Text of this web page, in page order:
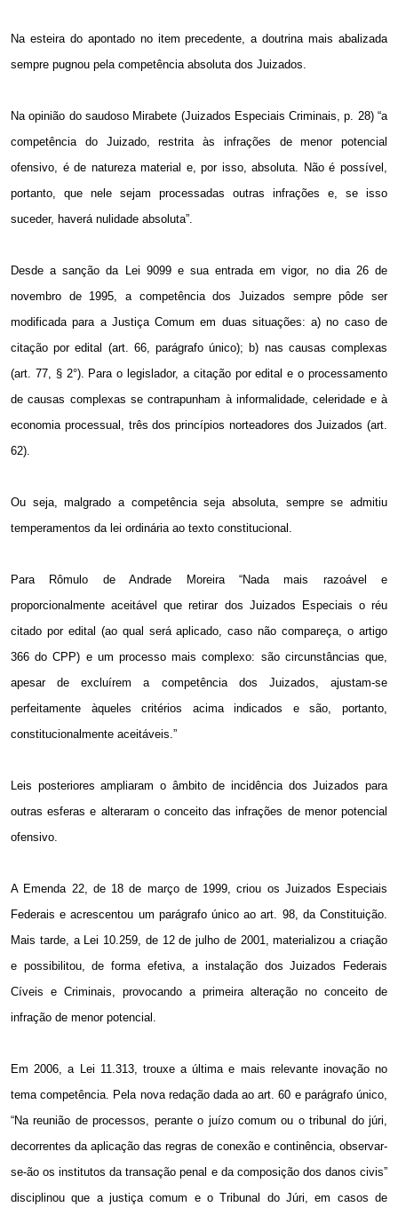
Na esteira do apontado no item precedente, a doutrina mais abalizada
sempre pugnou pela competência absoluta dos Juizados.
Na opinião do saudoso Mirabete (Juizados Especiais Criminais, p. 28) “a
competência do Juizado, restrita às infrações de menor potencial
ofensivo, é de natureza material e, por isso, absoluta. Não é possível,
portanto, que nele sejam processadas outras infrações e, se isso
suceder, haverá nulidade absoluta”.
Desde a sanção da Lei 9099 e sua entrada em vigor, no dia 26 de
novembro de 1995, acompetência dos Juizados sempre pôde ser
modificada para a Justiça Comum em duas situações: a) no caso de
citação por edital (art. 66, parágrafo único); b) nas causas complexas
(art. 77, § 2°). Para o legislador, a citação por edital e o processamento
de causas complexas se contrapunham à informalidade, celeridade e à
economia processual, três dos princípios norteadores dos Juizados (art.
62).
Ou seja, malgrado a competência seja absoluta, sempre se admitiu
temperamentos da lei ordinária ao texto constitucional.
Para Rômulo de Andrade Moreira “Nada mais razoável e
proporcionalmente aceitável que retirar dos Juizados Especiais o réu
citado por edital (ao qual será aplicado, caso não compareça, o artigo
366 do CPP) e um processo mais complexo: são circunstâncias que,
apesar de excluírem a competência dos Juizados, ajustam-se
perfeitamente àqueles critérios acima indicados e são, portanto,
constitucionalmente aceitáveis.”
Leis posteriores ampliaram o âmbito de incidência dos Juizados para
outras esferas e alteraram o conceito das infrações de menor potencial
ofensivo.
A Emenda 22, de 18 de março de 1999, criou os Juizados Especiais
Federais e acrescentou um parágrafo único ao art. 98, da Constituição.
Mais tarde, a Lei 10.259, de 12 de julho de 2001, materializou a criação
e possibilitou, de forma efetiva, a instalação dos Juizados Federais
Cíveis e Criminais, provocando a primeira alteração no conceito de
infração de menor potencial.
Em2006, aLei 11.313, trouxe a última e mais relevante inovação no
tema competência. Pela nova redação dada ao art. 60 e parágrafo único,
“Na reunião de processos, perante o juízo comum ou o tribunal do júri,
decorrentes da aplicação das regras de conexão e continência, observar-
se-ão os institutos da transação penal e da composição dos danos civis”
disciplinou que a justiça comum e o Tribunal do Júri, em casos de